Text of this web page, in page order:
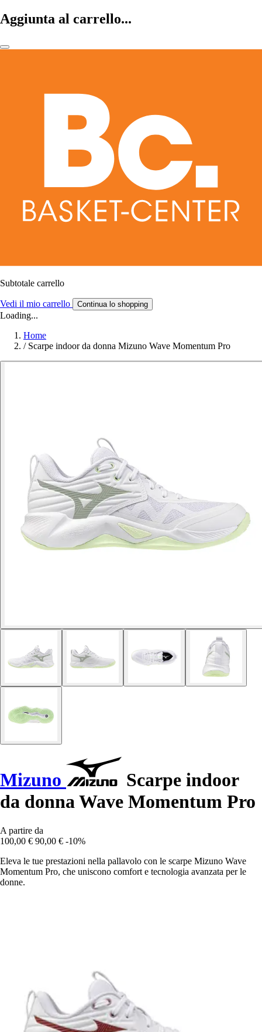
Aggiunta al carrello...
Subtotale carrello
Vedi il mio carrello Continua lo shopping
Loading...
Home
/ Scarpe indoor da donna Mizuno Wave Momentum Pro
Mizuno
Scarpe indoor
da donna Wave Momentum Pro
A partire da
100,00 € 90,00 € -10%
Eleva le tue prestazioni nella pallavolo con le scarpe Mizuno Wave
Momentum Pro, che uniscono comfort e tecnologia avanzata per le
donne.